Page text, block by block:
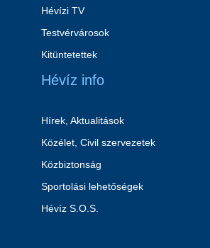
Hévízi TV
Testvérvárosok
Kitüntetettek
Hévíz info
Hírek, Aktualitások
Közélet, Civil szervezetek
Közbiztonság
Sportolási lehetőségek
Hévíz S.O.S.